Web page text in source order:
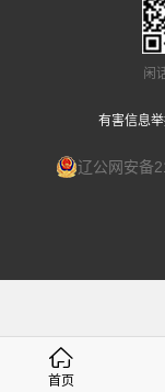
闲
有害信息
辽公网安备
首页